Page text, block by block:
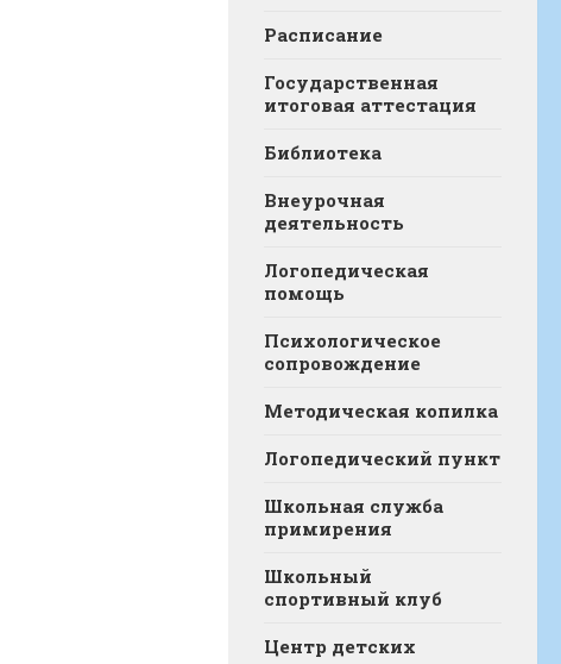
Расписание
Государственная
итоговая аттестация
Библиотека
Внеурочная
деятельность
Логопедическая
помощь
Психологическое
сопровождение
Методическая копилка
Логопедический пункт
Школьная служба
примирения
Школьный
спортивный клуб
Центр детских